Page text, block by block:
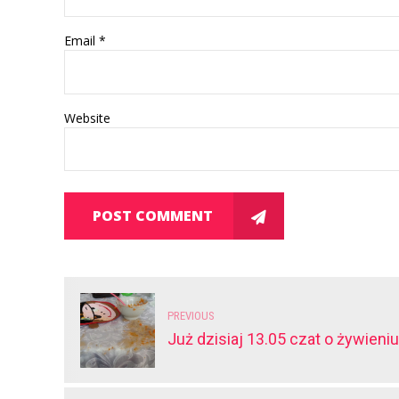
Email *
Website
POST COMMENT
PREVIOUS
Już dzisiaj 13.05 czat o